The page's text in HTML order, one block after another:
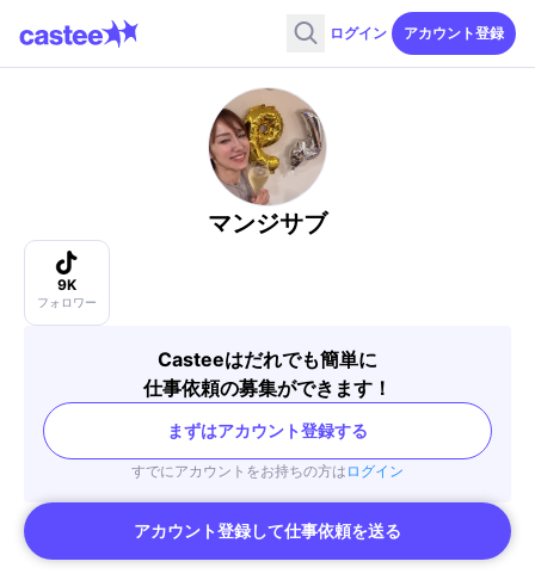
ログイン アカウント登録
マンジサブ
9K
フォロワー
Casteeはだれでも簡単に
仕事依頼の募集ができます！
まずはアカウント登録する
すでにアカウントをお持ちの方は ログイン
アカウント登録して仕事依頼を送る